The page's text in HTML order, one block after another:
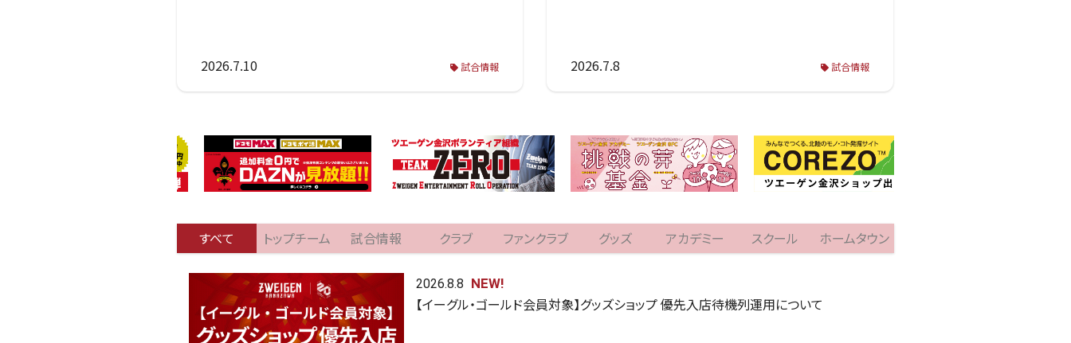
2026.7.10 試合情報 2026.7.8 試合情報
すべて トップチーム 試合情報 クラブ ファンクラブ グッズ アカデミー スクール ホームタウン
2026.8.8 NEW!
【イーグル・ゴールド会員対象】グッズショップ 優先入店待機列運用について